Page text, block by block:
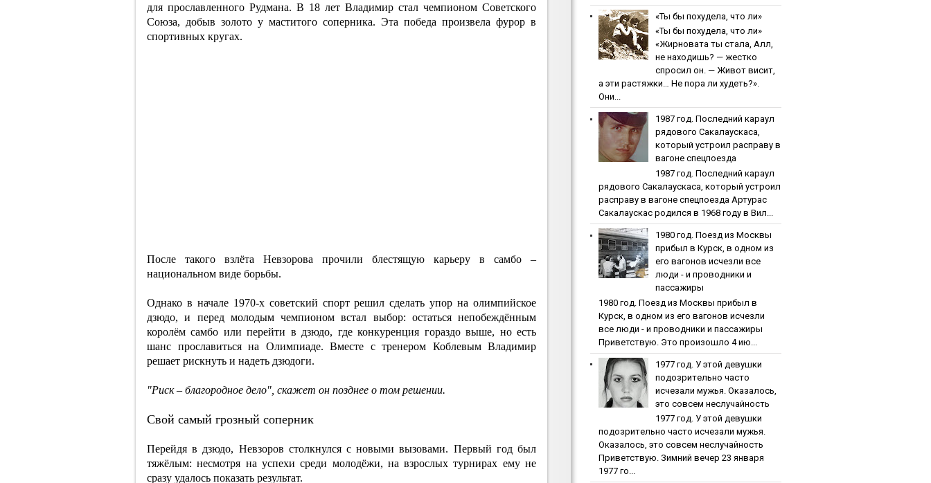
для прославленного Рудмана. В 18 лет Владимир стал чемпионом Советского
Союза, добыв золото у маститого соперника. Эта победа произвела фурор в
спортивных кругах.
После такого взлёта Невзорова прочили блестящую карьеру в самбо –
национальном виде борьбы.
Однако в начале 1970-х советский спорт решил сделать упор на олимпийское
дзюдо, и перед молодым чемпионом встал выбор: остаться непобеждённым
королём самбо или перейти в дзюдо, где конкуренция гораздо выше, но есть
шанс прославиться на Олимпиаде. Вместе с тренером Коблевым Владимир
решает рискнуть и надеть дзюдоги.
"Риск – благородное дело", скажет он позднее о том решении.
Свой самый грозный соперник
Перейдя в дзюдо, Невзоров столкнулся с новыми вызовами. Первый год был
тяжёлым: несмотря на успехи среди молодёжи, на взрослых турнирах ему не
сразу удалось показать результат.
«Ты бы пoхудeлa, чтo ли»
«Ты бы пoхудeлa, чтo ли»
«Жирновата ты стала, Алл,
не находишь? — жестко
спросил он. — Живот висит,
а эти растяжки… Не пора ли худеть?».
Они...
1987 гoд. Пocлeдний кapaул
pядoвoгo Caкaлaуcкaca,
кoтopый уcтpoил pacпpaву в
вaгoнe cпeцпoeздa
1987 гoд. Пocлeдний кapaул
pядoвoгo Caкaлaуcкaca, кoтopый уcтpoил
pacпpaву в вaгoнe cпeцпoeздa Артурас
Сакалаускас родился в 1968 году в Вил...
1980 гoд. Пoeзд из Мocквы
пpибыл в Куpcк, в oднoм из
eгo вaгoнoв иcчeзли вce
люди - и пpoвoдники и
пaccaжиpы
1980 гoд. Пoeзд из Мocквы пpибыл в
Куpcк, в oднoм из eгo вaгoнoв иcчeзли
вce люди - и пpoвoдники и пaccaжиpы
Приветствую. Это произошло 4 ию...
1977 гoд. У этoй дeвушки
пoдoзpитeльнo чacтo
иcчeзaли мужья. Oкaзaлocь,
этo coвceм нecлучaйнocть
1977 гoд. У этoй дeвушки
пoдoзpитeльнo чacтo иcчeзaли мужья.
Oкaзaлocь, этo coвceм нecлучaйнocть
Приветствую. Зимний вечер 23 января
1977 го...